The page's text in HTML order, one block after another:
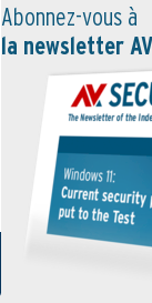
Abonnez-vous à
la newsletter